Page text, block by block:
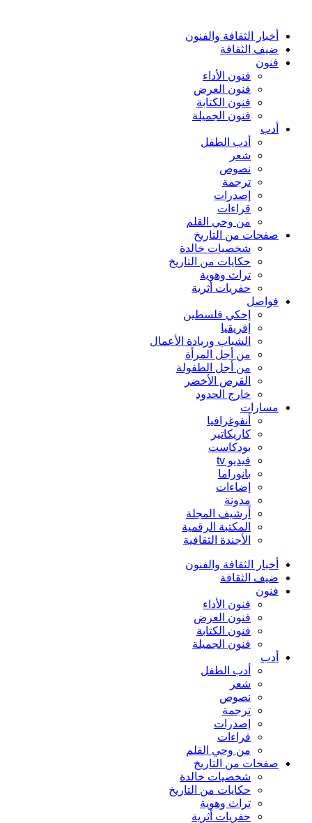
أخبار الثقافة والفنون
ضيف الثقافة
فنون
فنون الأداء
فنون العرض
فنون الكتابة
فنون الجميلة
أدب
أدب الطفل
شعر
نصوص
ترجمة
إصدرات
قراءات
من وحي القلم
صفحات من التاريخ
شخصيات خالدة
حكايات من التاريخ
تراث وهوية
حفريات أثرية
فواصل
إحكي فلسطين
إفريقيا
الشباب وريادة الأعمال
من أجل المرأة
من أجل الطفولة
القرص الأخضر
خارج الحدود
مسارات
أنفوغرافيا
كاريكاتير
بودكاست
فيديو tv
بانوراما
إضاءات
مدونة
أرشيف المجلة
المكتبة الرقمية
الأجندة الثقافية
أخبار الثقافة والفنون
ضيف الثقافة
فنون
فنون الأداء
فنون العرض
فنون الكتابة
فنون الجميلة
أدب
أدب الطفل
شعر
نصوص
ترجمة
إصدرات
قراءات
من وحي القلم
صفحات من التاريخ
شخصيات خالدة
حكايات من التاريخ
تراث وهوية
حفريات أثرية